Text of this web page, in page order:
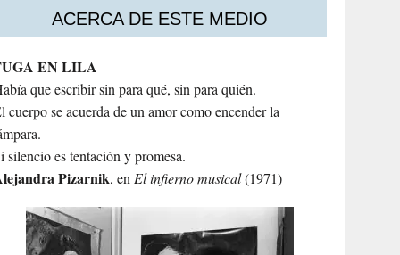
ACERCA DE ESTE MEDIO
EN LILA
que escribir sin para qué, sin para quién.
cuerpo se acuerda de un amor como encender la
silencio es tentación y promesa.
Pizarnik, enEl infierno musical(1971)